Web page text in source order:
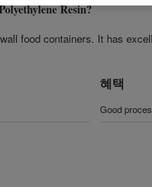
Resin?
food containers. It has
혜택
Good